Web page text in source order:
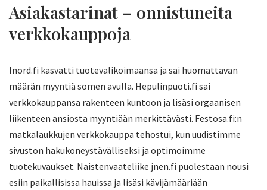
Asiakastarinat – onnistuneita
verkkokauppoja
Inord.fi kasvatti tuotevalikoimaansa ja sai huomattavan
määrän myyntiä somen avulla. Hepulinpuoti.fi sai
verkkokauppansa rakenteen kuntoon ja lisäsi orgaanisen
liikenteen ansiosta myyntiään merkittävästi. Festosa.fi:n
matkalaukkujen verkkokauppa tehostui, kun uudistimme
sivuston hakukoneystävälliseksi ja optimoimme
tuotekuvaukset. Naistenvaateliike jnen.fi puolestaan nousi
esiin paikallisissa hauissa ja lisäsi kävijämääriään